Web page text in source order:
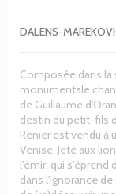
DALENS-
Composée dans la
monumentale
de Guillaume
destin du petit-fils
Renier est vendu à
Venise. Jeté aux
l'émir, qui s'éprend
dans l'ignorance